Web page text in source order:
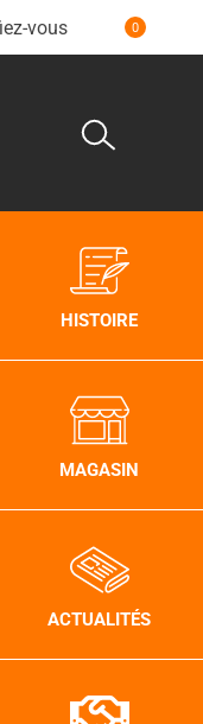
vous 0
HISTOIRE
MAGASIN
ACTUALITÉS